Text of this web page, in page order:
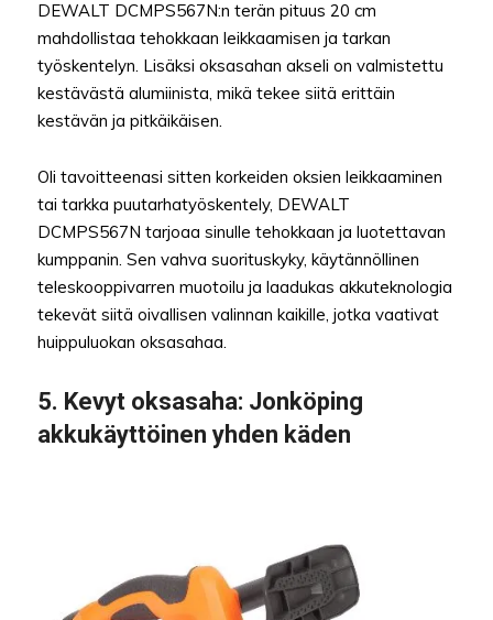
DEWALT DCMPS567N:n terän pituus 20 cm
mahdollistaa tehokkaan leikkaamisen ja tarkan
työskentelyn. Lisäksi oksasahan akseli on valmistettu
kestävästä alumiinista, mikä tekee siitä erittäin
kestävän ja pitkäikäisen.
Oli tavoitteenasi sitten korkeiden oksien leikkaaminen
tai tarkka puutarhatyöskentely, DEWALT
DCMPS567N tarjoaa sinulle tehokkaan ja luotettavan
kumppanin. Sen vahva suorituskyky, käytännöllinen
teleskooppivarren muotoilu ja laadukas akkuteknologia
tekevät siitä oivallisen valinnan kaikille, jotka vaativat
huippuluokan oksasahaa.
5. Kevyt oksasaha: Jonköping
akkukäyttöinen yhden käden